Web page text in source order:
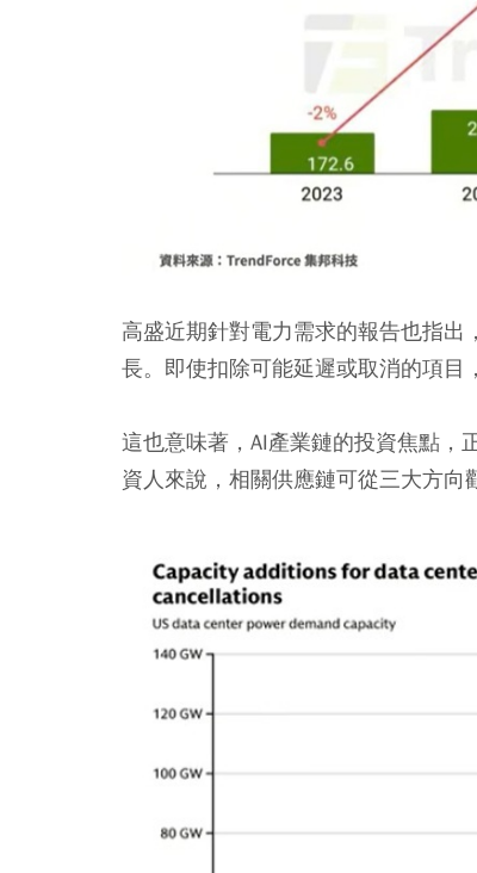
高盛近期針對電力需求的報告也指
長。即使扣除可能延遲或取消的項目
這也意味著，AI產業鏈的投資焦點，
資人來說，相關供應鏈可從三大方向